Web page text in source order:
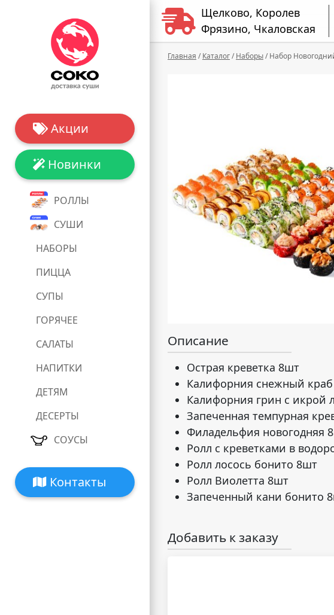
Акции
Новинки
РОЛЛЫ
СУШИ
НАБОРЫ
ПИЦЦА
СУПЫ
ГОРЯЧЕЕ
САЛАТЫ
НАПИТКИ
ДЕТЯМ
ДЕСЕРТЫ
СОУСЫ
Контакты
Щелково, Королев
Фрязино, Чкаловская
Главная / Каталог/ Наборы/ Набор
Описание
Острая креветка 8шт
Калифорния снежный
Калифорния грин с икрой
Запеченная темпурная
Филадельфия новогодняя
Ролл с креветками в
Ролл лосось бонито 8шт
Ролл Виолетта 8шт
Запеченный кани бонито
Добавить к заказу